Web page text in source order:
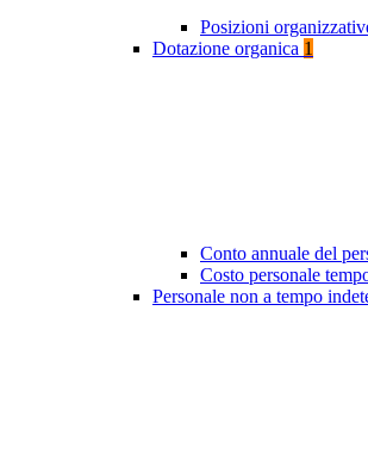
Posizioni
Dotazione organica 1
Conto annuale del
Costo personale
Personale non a tempo